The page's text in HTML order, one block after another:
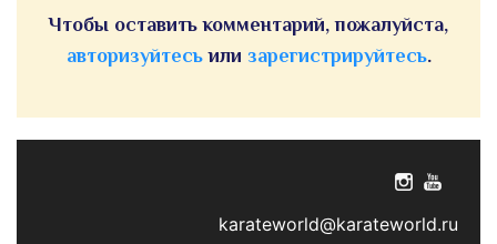
Чтобы оставить комментарий, пожалуйста,
авторизуйтесьили зарегистрируйтесь.
karateworld@karateworld.ru